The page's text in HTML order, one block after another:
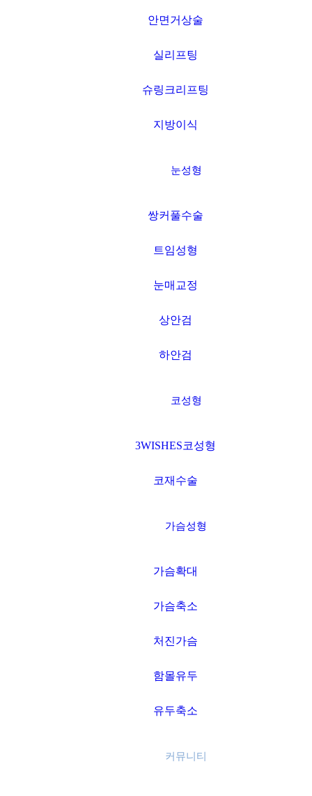
안면거상술
실리프팅
슈링크리프팅
지방이식
눈성형
쌍커풀수술
트임성형
눈매교정
상안검
하안검
코성형
3WISHES코성형
코재수술
가슴성형
가슴확대
가슴축소
처진가슴
함몰유두
유두축소
커뮤니티